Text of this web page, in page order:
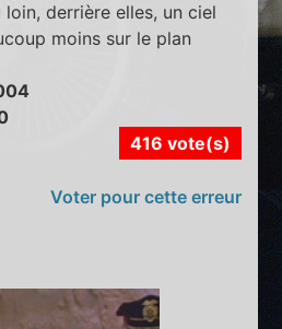
derrière elles, un ciel
moins sur le plan
416 vote(s)
Voter pour cette erreur